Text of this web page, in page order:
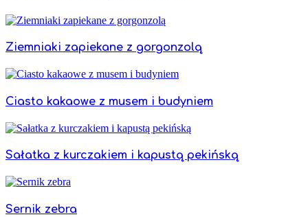
Ziemniaki zapiekane z gorgonzolą
Ciasto kakaowe z musem i budyniem
Sałatka z kurczakiem i kapustą pekińską
Sernik zebra